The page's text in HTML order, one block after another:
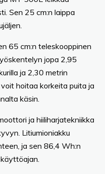
Sen 25 cm:n laippa
65 cm:n teleskooppinen
jopa 2,95
ja 2,30 metrin
hoitaa korkeita puita ja
käsin.
ja hiiliharjatekniikka
Litiumioniakku
ja sen 86,4 Wh:n